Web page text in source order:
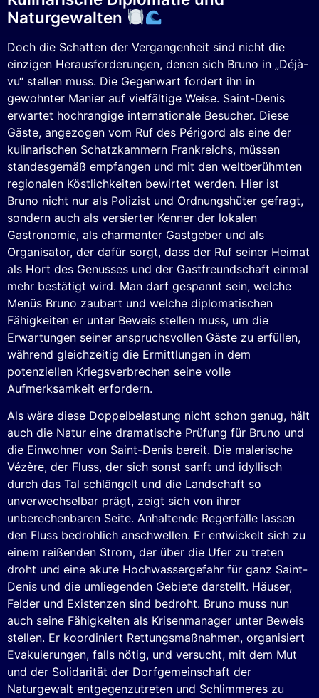
Naturgewalten
Doch die Schatten der Vergangenheit sind nicht die
einzigen Herausforderungen, denen sich Bruno in „Déjà-
vu“ stellen muss. Die Gegenwart fordert ihn in
gewohnter Manier auf vielfältige Weise. Saint-Denis
erwartet hochrangige internationale Besucher. Diese
Gäste, angezogen vom Ruf des Périgord als eine der
kulinarischen Schatzkammern Frankreichs, müssen
standesgemäß empfangen und mit den weltberühmten
regionalen Köstlichkeiten bewirtet werden. Hier ist
Bruno nicht nur als Polizist und Ordnungshüter gefragt,
sondern auch als versierter Kenner der lokalen
Gastronomie, als charmanter Gastgeber und als
Organisator, der dafür sorgt, dass der Ruf seiner Heimat
als Hort des Genusses und der Gastfreundschaft einmal
mehr bestätigt wird. Man darf gespannt sein, welche
Menüs Bruno zaubert und welche diplomatischen
Fähigkeiten er unter Beweis stellen muss, um die
Erwartungen seiner anspruchsvollen Gäste zu erfüllen,
während gleichzeitig die Ermittlungen in dem
potenziellen Kriegsverbrechen seine volle
Aufmerksamkeit erfordern.
Als wäre diese Doppelbelastung nicht schon genug, hält
auch die Natur eine dramatische Prüfung für Bruno und
die Einwohner von Saint-Denis bereit. Die malerische
Vézère, der Fluss, der sich sonst sanft und idyllisch
durch das Tal schlängelt und die Landschaft so
unverwechselbar prägt, zeigt sich von ihrer
unberechenbaren Seite. Anhaltende Regenfälle lassen
den Fluss bedrohlich anschwellen. Er entwickelt sich zu
einem reißenden Strom, der über die Ufer zu treten
droht und eine akute Hochwassergefahr für ganz Saint-
Denis und die umliegenden Gebiete darstellt. Häuser,
Felder und Existenzen sind bedroht. Bruno muss nun
auch seine Fähigkeiten als Krisenmanager unter Beweis
stellen. Er koordiniert Rettungsmaßnahmen, organisiert
Evakuierungen, falls nötig, und versucht, mit dem Mut
und der Solidarität der Dorfgemeinschaft der
Naturgewalt entgegenzutreten und Schlimmeres zu